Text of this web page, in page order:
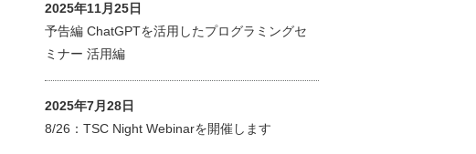
2025年11月25日
予告編 ChatGPTを活用したプログラミングセ
ミナー 活用編
2025年7月28日
8/26：TSC Night Webinarを開催します